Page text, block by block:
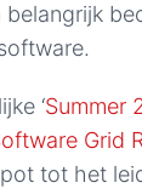
belangrijk
‘Summer
Grid
tot het